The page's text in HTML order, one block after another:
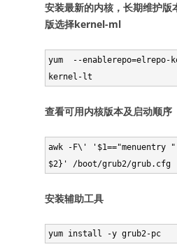
安装最新的内核，长期维护
版选择kernel-ml
yum  --
查看可用内核版本及启动顺序
awk -F\'
安装辅助工具